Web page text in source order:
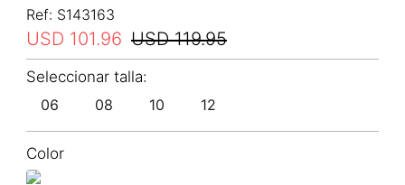
Ref: S143163
USD 119.95
USD 101.96
06 08 10 12
Color